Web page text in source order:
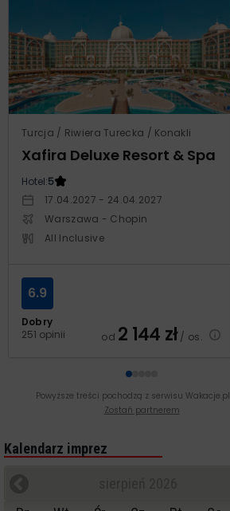
Turcja / Riwiera Turecka / Konakli
Xafira Deluxe Resort & Spa
Hotel:5
17.04.2027 - 24.04.2027
Warszawa - Chopin
All Inclusive
Dobry
251 opinii
6.9
od 2 144 zł/ os.
Powyższe treści pochodzą z serwisu Wakacje.pl
Zostań partnerem
Kalendarz imprez